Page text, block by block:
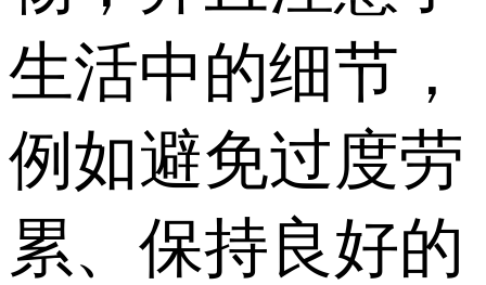
生活中的细节，
例如避免过度劳
累、保持良好的